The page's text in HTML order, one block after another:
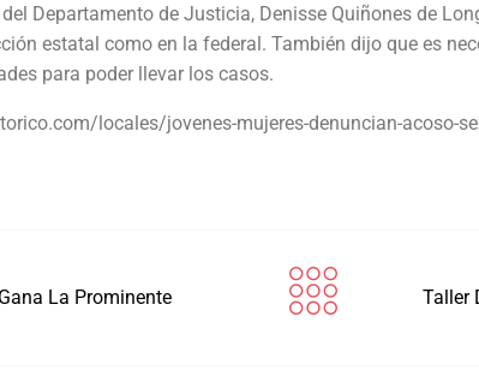
Departamento de Justicia, Denisse Quiñones de
estatal como en la federal. También dijo que es
para poder llevar los casos.
locales/jovenes-mujeres-denuncian-acoso-
La Prominente
Taller